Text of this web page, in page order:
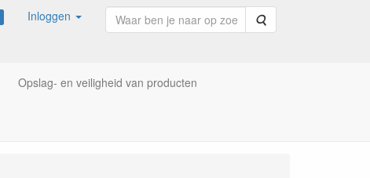
Inloggen Zoeken
Opslag- en veiligheid van producten